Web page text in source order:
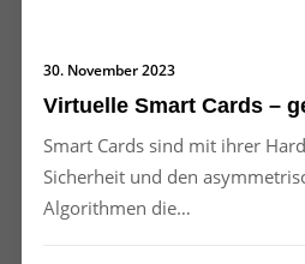
30. November 2023
Virtuelle Smart Cards –
Smart Cards sind mit ihrer
Sicherheit und den
Algorithmen die…